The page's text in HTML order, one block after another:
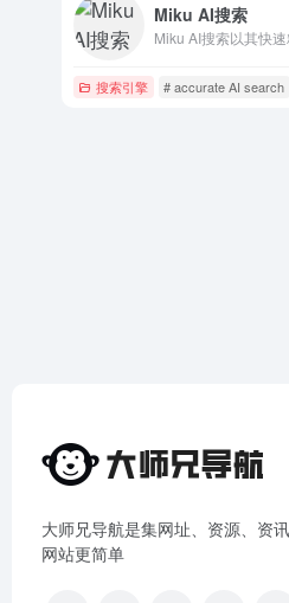
Miku AI搜索
搜索引擎 # accurate AI search
大师兄导航是集网址、资源、资
网站更简单